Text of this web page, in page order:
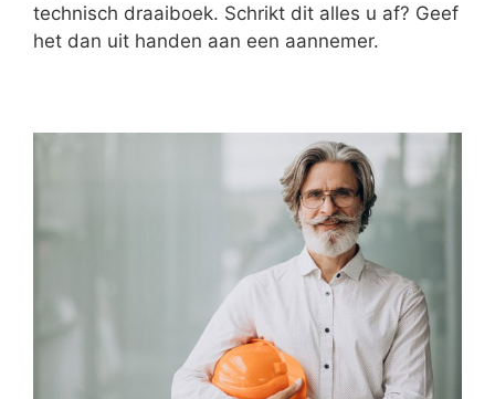
technisch draaiboek. Schrikt dit alles u af? Geef
het dan uit handen aan een aannemer.